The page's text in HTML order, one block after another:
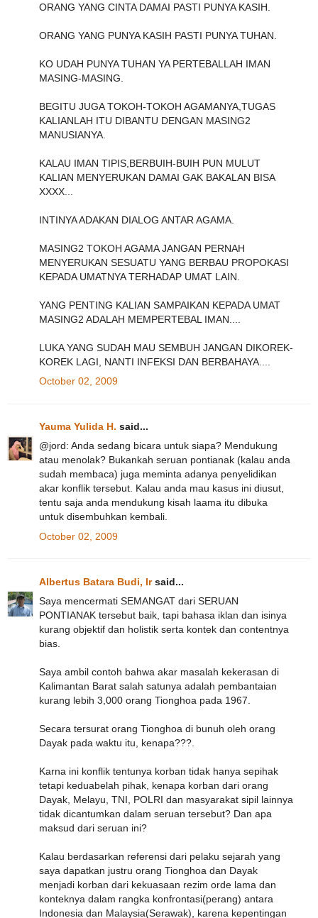
ORANG YANG CINTA DAMAI PASTI PUNYA KASIH.
ORANG YANG PUNYA KASIH PASTI PUNYA TUHAN.
KO UDAH PUNYA TUHAN YA PERTEBALLAH IMAN
MASING-MASING.
BEGITU JUGA TOKOH-TOKOH AGAMANYA,TUGAS
KALIANLAH ITU DIBANTU DENGAN MASING2
MANUSIANYA.
KALAU IMAN TIPIS,BERBUIH-BUIH PUN MULUT
KALIAN MENYERUKAN DAMAI GAK BAKALAN BISA
XXXX...
INTINYA ADAKAN DIALOG ANTAR AGAMA.
MASING2 TOKOH AGAMA JANGAN PERNAH
MENYERUKAN SESUATU YANG BERBAU PROPOKASI
KEPADA UMATNYA TERHADAP UMAT LAIN.
YANG PENTING KALIAN SAMPAIKAN KEPADA UMAT
MASING2 ADALAH MEMPERTEBAL IMAN....
LUKA YANG SUDAH MAU SEMBUH JANGAN DIKOREK-
KOREK LAGI, NANTI INFEKSI DAN BERBAHAYA....
October 02, 2009
Yauma Yulida H. said...
@jord: Anda sedang bicara untuk siapa? Mendukung
atau menolak? Bukankah seruan pontianak (kalau anda
sudah membaca) juga meminta adanya penyelidikan
akar konflik tersebut. Kalau anda mau kasus ini diusut,
tentu saja anda mendukung kisah laama itu dibuka
untuk disembuhkan kembali.
October 02, 2009
Albertus Batara Budi, Irsaid...
Saya mencermati SEMANGAT dari SERUAN
PONTIANAK tersebut baik, tapi bahasa iklan dan isinya
kurang objektif dan holistik serta kontek dan contentnya
bias.
Saya ambil contoh bahwa akar masalah kekerasan di
Kalimantan Barat salah satunya adalah pembantaian
kurang lebih 3,000 orang Tionghoa pada 1967.
Secara tersurat orang Tionghoa di bunuh oleh orang
Dayak pada waktu itu, kenapa???.
Karna ini konflik tentunya korban tidak hanya sepihak
tetapi keduabelah pihak, kenapa korban dari orang
Dayak, Melayu, TNI, POLRI dan masyarakat sipil lainnya
tidak dicantumkan dalam seruan tersebut? Dan apa
maksud dari seruan ini?
Kalau berdasarkan referensi dari pelaku sejarah yang
saya dapatkan justru orang Tionghoa dan Dayak
menjadi korban dari kekuasaan rezim orde lama dan
konteknya dalam rangka konfrontasi(perang) antara
Indonesia dan Malaysia(Serawak), karena kepentingan